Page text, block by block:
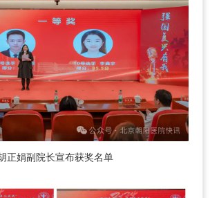
正娟副院长宣布获奖名单